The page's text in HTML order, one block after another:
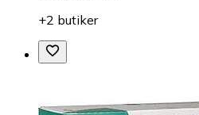
+2 butiker